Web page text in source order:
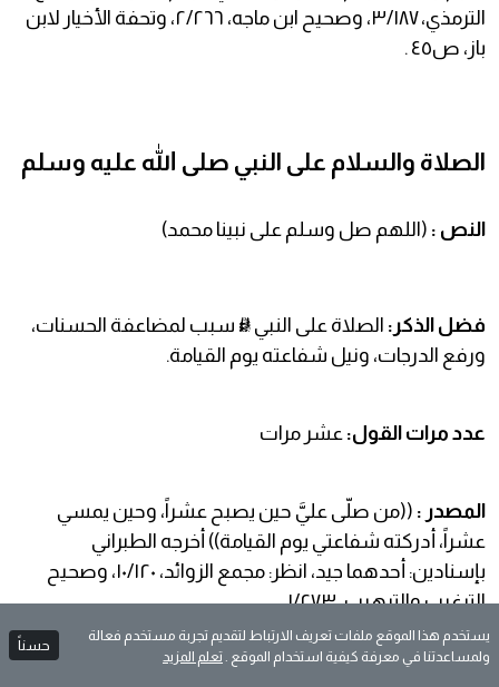
الترمذي، ٣/١٨٧، وصحيح ابن ماجه، ٢/٢٦٦، وتحفة الأخيار لابن
باز، ص٤٥ .
الصلاة والسلام على النبي صلى الله عليه وسلم
النص : (اللهم صل وسلم على نبينا محمد)
فضل الذكر: الصلاة على النبي ﷺ سبب لمضاعفة الحسنات،
ورفع الدرجات، ونيل شفاعته يوم القيامة.
عدد مرات القول: عشر مرات
المصدر : ((من صلّى عليَّ حين يصبح عشراً، وحين يمسي
عشراً، أدركته شفاعتي يوم القيامة)) أخرجه الطبراني
بإسنادين: أحدهما جيد، انظر: مجمع الزوائد، ١٠/١٢٠، وصحيح
الترغيب والترهيب، ١/٢٧٣ .
يستخدم هذا الموقع ملفات تعريف الارتباط لتقديم تجربة مستخدم فعالة
ولمساعدتنا في معرفة كيفية استخدام الموقع . تعلم المزيد
حسناً